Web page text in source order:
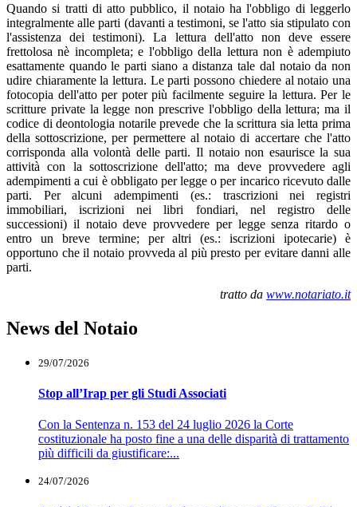
Quando si tratti di atto pubblico, il notaio ha l'obbligo di leggerlo
integralmente alle parti (davanti a testimoni, se l'atto sia stipulato con
l'assistenza dei testimoni). La lettura dell'atto non deve essere
frettolosa nè incompleta; e l'obbligo della lettura non è adempiuto
esattamente quando le parti siano a distanza tale dal notaio da non
udire chiaramente la lettura. Le parti possono chiedere al notaio una
fotocopia dell'atto per poter più facilmente seguire la lettura. Per le
scritture private la legge non prescrive l'obbligo della lettura; ma il
codice di deontologia notarile prevede che la scrittura sia letta prima
della sottoscrizione, per permettere al notaio di accertare che l'atto
corrisponda alla volontà delle parti. Il notaio non esaurisce la sua
attività con la sottoscrizione dell'atto; ma deve provvedere agli
adempimenti a cui è obbligato per legge o per incarico ricevuto dalle
parti. Per alcuni adempimenti (es.: trascrizioni nei registri
immobiliari, iscrizioni nei libri fondiari, nel registro delle
successioni) il notaio deve provvedere per legge senza ritardo o
entro un breve termine; per altri (es.: iscrizioni ipotecarie) è
opportuno che il notaio provveda al più presto per evitare danni alle
parti.
tratto da www.notariato.it
News del Notaio
29/07/2026
Stop all’Irap per gli Studi Associati
Con la Sentenza n. 153 del 24 luglio 2026 la Corte
costituzionale ha posto fine a una delle disparità di trattamento
più difficili da giustificare:...
24/07/2026